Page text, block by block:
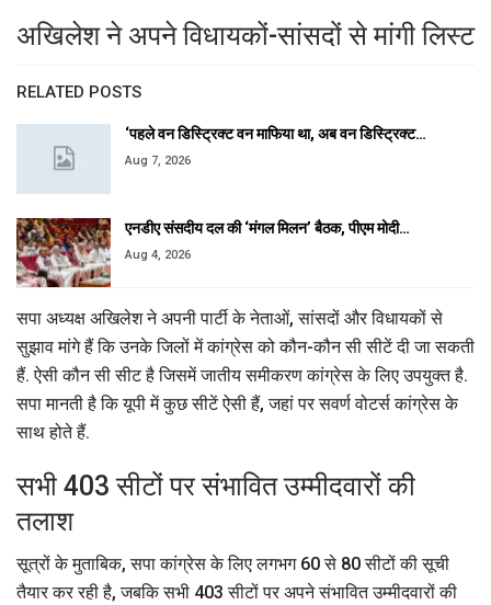
अखिलेश ने अपने विधायकों-सांसदों से मांगी लिस्ट
RELATED POSTS
‘पहले वन डिस्ट्रिक्ट वन माफिया था, अब वन डिस्ट्रिक्ट…
Aug 7, 2026
एनडीए संसदीय दल की ‘मंगल मिलन’ बैठक, पीएम मोदी…
Aug 4, 2026
सपा अध्यक्ष अखिलेश ने अपनी पार्टी के नेताओं, सांसदों और विधायकों से
सुझाव मांगे हैं कि उनके जिलों में कांग्रेस को कौन-कौन सी सीटें दी जा सकती
हैं. ऐसी कौन सी सीट है जिसमें जातीय समीकरण कांग्रेस के लिए उपयुक्त है.
सपा मानती है कि यूपी में कुछ सीटें ऐसी हैं, जहां पर सवर्ण वोटर्स कांग्रेस के
साथ होते हैं.
सभी 403 सीटों पर संभावित उम्मीदवारों की
तलाश
सूत्रों के मुताबिक, सपा कांग्रेस के लिए लगभग 60 से 80 सीटों की सूची
तैयार कर रही है, जबकि सभी 403 सीटों पर अपने संभावित उम्मीदवारों की